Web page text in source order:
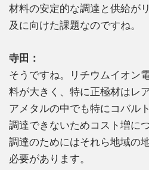
材料の安定的な調達と供給が
及に向けた課題なのですね。
寺田：
そうですね。リチウムイオン
料が大きく、特に正極材はレ
アメタルの中でも特にコバル
調達できないためコスト増に
調達のためにはそれら地域の
必要があります。